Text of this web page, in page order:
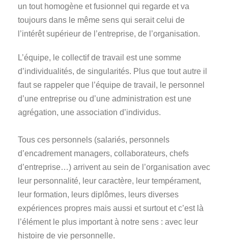
un tout homogène et fusionnel qui regarde et va
toujours dans le même sens qui serait celui de
l’intérêt supérieur de l’entreprise, de l’organisation.
L’équipe, le collectif de travail est une somme
d’individualités, de singularités. Plus que tout autre il
faut se rappeler que l’équipe de travail, le personnel
d’une entreprise ou d’une administration est une
agrégation, une association d’individus.
Tous ces personnels (salariés, personnels
d’encadrement managers, collaborateurs, chefs
d’entreprise…) arrivent au sein de l’organisation avec
leur personnalité, leur caractère, leur tempérament,
leur formation, leurs diplômes, leurs diverses
expériences propres mais aussi et surtout et c’est là
l’élément le plus important à notre sens : avec leur
histoire de vie personnelle.